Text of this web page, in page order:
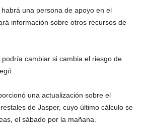
una persona de apoyo en el
información sobre otros recursos de
cambiar si cambia el riesgo de
una actualización sobre el
de Jasper, cuyo último cálculo se
el sábado por la mañana.